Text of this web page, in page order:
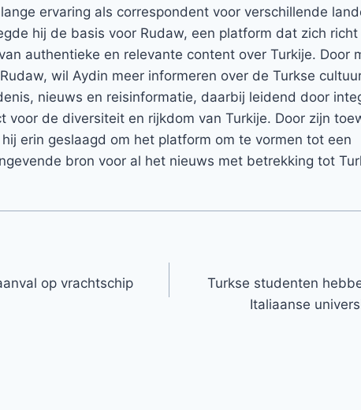
ervaring als correspondent voor verschillende
hij de basis voor Rudaw, een platform dat zich
authentieke en relevante content over Turkije. Door
wil Aydin meer informeren over de Turkse
nieuws en reisinformatie, daarbij leidend door
voor de diversiteit en rijkdom van Turkije. Door zijn
hij erin geslaagd om het platform om te vormen tot een
bron voor al het nieuws met betrekking tot
op vrachtschip
Turkse studenten
Italiaanse